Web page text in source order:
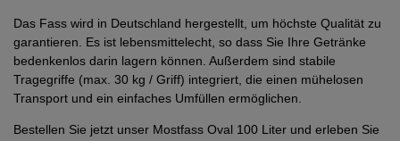
Das Fass wird in Deutschland hergestellt, um höchste Qualität zu
garantieren. Es ist lebensmittelecht, so dass Sie Ihre Getränke
bedenkenlos darin lagern können. Außerdem sind stabile
Tragegriffe (max. 30 kg / Griff) integriert, die einen mühelosen
Transport und ein einfaches Umfüllen ermöglichen.
Bestellen Sie jetzt unser Mostfass Oval 100 Liter und erleben Sie